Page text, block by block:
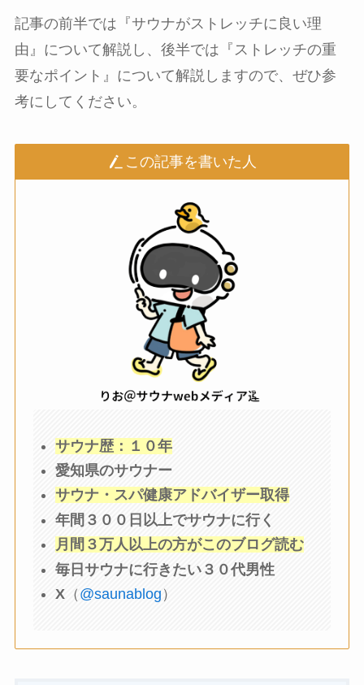
記事の前半では『サウナがストレッチに良い理
由』について解説し、後半では『ストレッチの重
要なポイント』について解説しますので、ぜひ参
考にしてください。
この記事を書いた人
サウナ歴：１０年
愛知県のサウナー
サウナ・スパ健康アドバイザー取得
年間３００日以上でサウナに行く
月間３万人以上の方がこのブログ読む
毎日サウナに行きたい３０代男性
X （ @saunablog ）